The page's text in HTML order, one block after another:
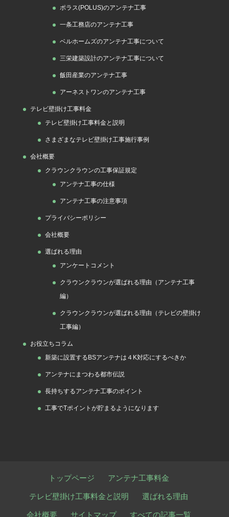
ポラス(POLUS)のアンテナ工事
一条工務店のアンテナ工事
ベルホームズのアンテナ工事について
三栄建築設計のアンテナ工事について
飯田産業のアンテナ工事
アーネストワンのアンテナ工事
テレビ壁掛け工事料金
テレビ壁掛け工事料金と説明
さまざまなテレビ壁掛け工事施行事例
会社概要
クラウンクラウンの工事保証規定
アンテナ工事の仕様
アンテナ工事の注意事項
プライバシーポリシー
会社概要
選ばれる理由
アンケートコメント
クラウンクラウンが選ばれる理由（アンテナ工事
編）
クラウンクラウンが選ばれる理由（テレビの壁掛け
工事編）
お役立ちコラム
新築に設置するBSアンテナは４K対応にするべきか
アンテナにまつわる都市伝説
長持ちするアンテナ工事のポイント
工事でTポイントが貯まるようになります
トップページ アンテナ工事料金
テレビ壁掛け工事料金と説明 選ばれる理由
会社概要 サイトマップ すべての記事一覧